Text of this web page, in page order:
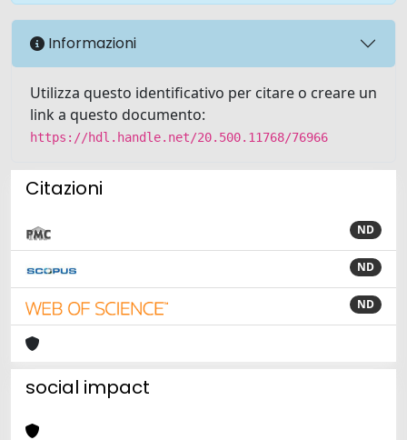
Informazioni
Utilizza questo identificativo per citare o creare un
link a questo documento:
https://hdl.handle.net/20.500.11768/76966
Citazioni
ND
ND
ND
social impact